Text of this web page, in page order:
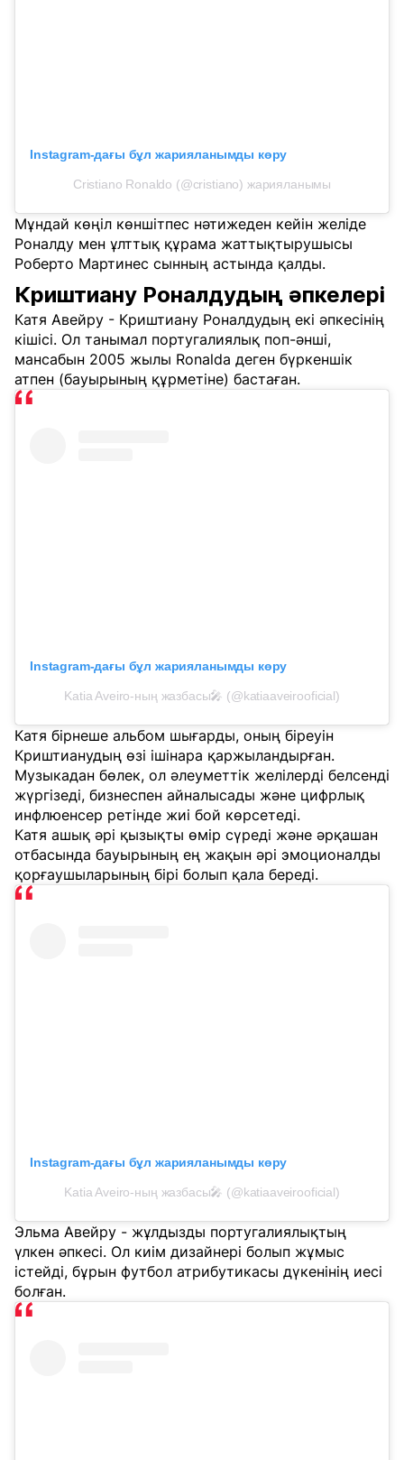
Instagram-дағы бұл жарияланымды көру
Cristiano Ronaldo (@cristiano) жарияланымы
Мұндай көңіл көншітпес нәтижеден кейін желіде
Роналду мен ұлттық құрама жаттықтырушысы
Роберто Мартинес сынның астында қалды.
Криштиану Роналдудың әпкелері
Катя Авейру - Криштиану Роналдудың екі әпкесінің
кішісі. Ол танымал португалиялық поп-әнші,
мансабын 2005 жылы Ronalda деген бүркеншік
атпен (бауырының құрметіне) бастаған.
Instagram-дағы бұл жарияланымды көру
Katia Aveiro-ның жазбасы🎤 (@katiaaveirooficial)
Катя бірнеше альбом шығарды, оның біреуін
Криштианудың өзі ішінара қаржыландырған.
Музыкадан бөлек, ол әлеуметтік желілерді белсенді
жүргізеді, бизнеспен айналысады және цифрлық
инфлюенсер ретінде жиі бой көрсетеді.
Катя ашық әрі қызықты өмір сүреді және әрқашан
отбасында бауырының ең жақын әрі эмоционалды
қорғаушыларының бірі болып қала береді.
Instagram-дағы бұл жарияланымды көру
Katia Aveiro-ның жазбасы🎤 (@katiaaveirooficial)
Эльма Авейру - жұлдызды португалиялықтың
үлкен әпкесі. Ол киім дизайнері болып жұмыс
істейді, бұрын футбол атрибутикасы дүкенінің иесі
болған.